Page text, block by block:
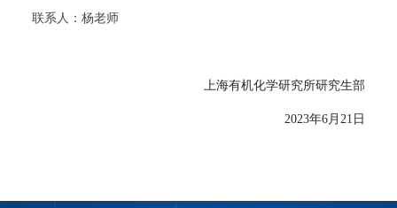
联系人：杨老师
上海有机化学研究所研究生部
2023年6月 21 日